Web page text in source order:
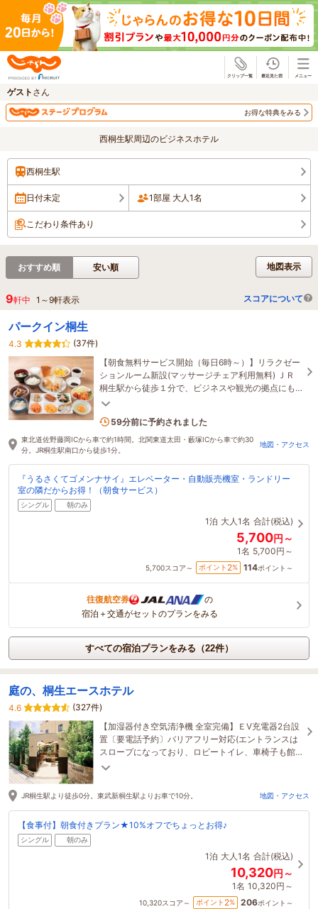
ゲスト さん
お得な特典をみる
西桐生駅周辺のビジネスホテル
西桐生駅
日付未定 1部屋 大人1名
こだわり条件あり
地図表示
おすすめ順 安い順
9軒中 1 ～9軒表示 スコアについて
パークイン桐生
4.3
(37件)
【朝食無料サービス開始（毎日6時～）】リラクゼー
ションルーム新設(マッサージチェア利用無料) ＪＲ
桐生駅から徒歩１分で、ビジネスや観光の拠点にも
ってこい。館内は明るく、落ち着いたムード。
59分前に予約されました
東北道佐野藤岡ICから車で約1時間。北関東道太田・藪塚ICから車で約30
分。JR桐生駅南口から徒歩1分。
地図・アクセス
『うるさくてゴメンナサイ』エレベーター・自動販売機室・ランドリー
室の隣だからお得！（朝食サービス）
シングル 朝のみ
1泊 大人1名 合計(税込)
5,700円～
1名 5,700円～
5,700スコア～ ポイント 2% 114ポイント～
往復航空券
の
宿泊＋交通がセットのプランをみる
すべての宿泊プランをみる（22件）
庭の、桐生エースホテル
4.6
(327件)
【加湿器付き空気清浄機 全室完備】ＥV充電器2台設
置〔要電話予約〕バリアフリー対応(エントランスは
スロープになっており、ロビートイレ、車椅子も館
内にございます)駐車場無料（2トン車以上有料要予
JR桐生駅より徒歩0分。東武新桐生駅よりお車で10分。 地図・アクセス
【食事付】朝食付きプラン★10%オフでちょっとお得♪
シングル 朝のみ
1泊 大人1名 合計(税込)
10,320円～
1名 10,320円～
10,320スコア～ ポイント 2% 206ポイント～